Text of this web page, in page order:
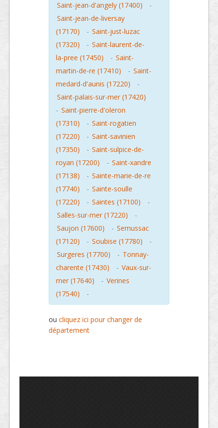
Saint-jean-d'angely (17400)
-
Saint-jean-de-liversay
(17170)
- Saint-just-luzac
(17320)
- Saint-laurent-de-
la-pree (17450)
- Saint-
martin-de-re (17410)
- Saint-
medard-d'aunis (17220)
-
Saint-palais-sur-mer (17420)
- Saint-pierre-d'oleron
(17310)
- Saint-rogatien
(17220)
- Saint-savinien
(17350)
- Saint-sulpice-de-
royan (17200)
- Saint-xandre
(17138)
- Sainte-marie-de-re
(17740)
- Sainte-soulle
(17220)
- Saintes (17100)
-
Salles-sur-mer (17220)
-
Saujon (17600)
- Semussac
(17120)
- Soubise (17780)
-
Surgeres (17700)
- Tonnay-
charente (17430)
- Vaux-sur-
mer (17640)
- Verines
(17540)
-
ou cliquez ici pour changer de
département